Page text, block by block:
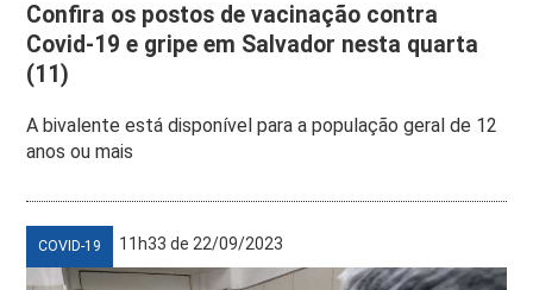
Confira os postos de vacinação contra
Covid-19 e gripe em Salvador nesta quarta
(11)
A bivalente está disponível para a população geral de 12
anos ou mais
COVID-19 11h33 de 22/09/2023